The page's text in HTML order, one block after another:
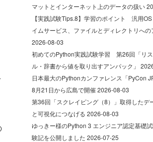
マットとインターネット上のデータの扱い
【実践試験Tips.8】学習のポイント 汎用OS
イムサービス、ファイルとディレクトリへの
2026-08-03
初めてのPython実践試験学習 第26回「リ
ル・辞書から値を取り出すアンパック」
日本最大のPythonカンファレンス「PyCon
8月21日から広島で開催2026-08-03
第36回「スクレイピング（8）」取得したデ
と可視化につなげる 2026-08-03
ゆっきー様のPython 3 エンジニア認定基礎
験記を公開しました 2026-07-25